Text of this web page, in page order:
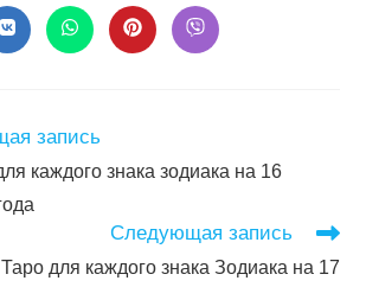
Открывается
в
Открывается
в
Открывается
в
Открывается
в
запись
каждого знака зодиака на 16
Следующая запись
для каждого знака Зодиака на 17